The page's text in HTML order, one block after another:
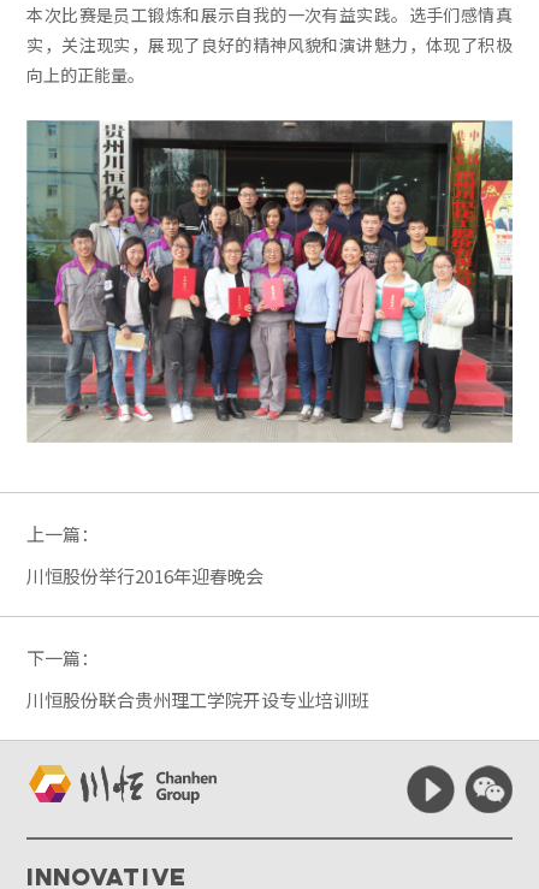
本次比赛是员工锻炼和展示自我的一次有益实践。选手们感情真
实，关注现实，展现了良好的精神风貌和演讲魅力，体现了积极
向上的正能量。
上一篇：
川恒股份举行2016年迎春晚会
下一篇：
川恒股份联合贵州理工学院开设专业培训班
Innovative